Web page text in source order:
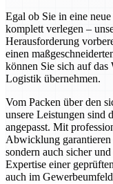
Egal ob Sie in eine
komplett verlegen –
Herausforderung
einen
können Sie sich auf
Logistik übernehmen.
Vom Packen über den
unsere Leistungen sind
angepasst. Mit
Abwicklung
sondern auch sicher
Expertise einer
auch im